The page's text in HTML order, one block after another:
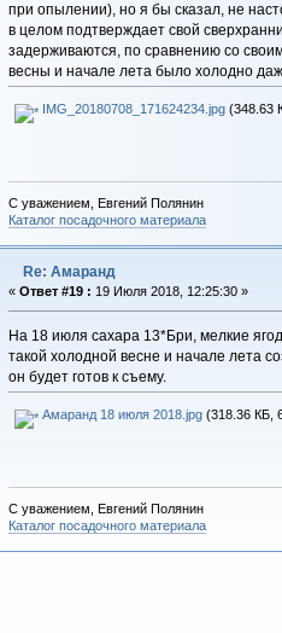
при опылении), но я бы сказал, не
в целом подтверждает свой
задерживаются, по сравнению со
весны и начале лета было холодно
IMG_20180708_171624234.jpg(348.63
С уважением, Евгений Полянин
Каталог посадочного материала
Re: Амаранд
« Ответ #19 : 19 Июля 2018, 12:25:30 »
На 18 июля сахара 13*Бри, мелкие
такой холодной весне и начале лета
он будет готов к съему.
Амаранд 18 июля 2018.jpg(318.36 КБ,
С уважением, Евгений Полянин
Каталог посадочного материала